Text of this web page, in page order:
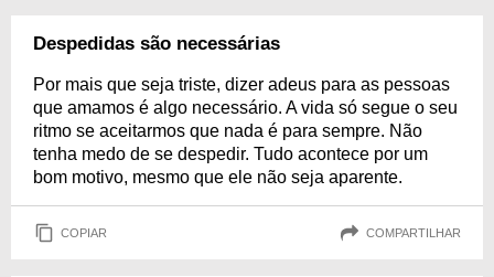
Despedidas são necessárias
Por mais que seja triste, dizer adeus para as pessoas
que amamos é algo necessário. A vida só segue o seu
ritmo se aceitarmos que nada é para sempre. Não
tenha medo de se despedir. Tudo acontece por um
bom motivo, mesmo que ele não seja aparente.
COPIAR COMPARTILHAR